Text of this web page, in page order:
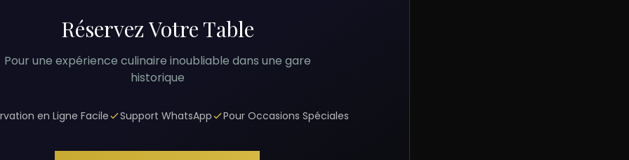
Réservez Votre Table
Pour une expérience culinaire inoubliable dans une gare
historique
en Ligne Facile Support WhatsApp Pour Occasions Spéciales